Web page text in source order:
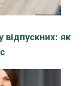
відпускних: як